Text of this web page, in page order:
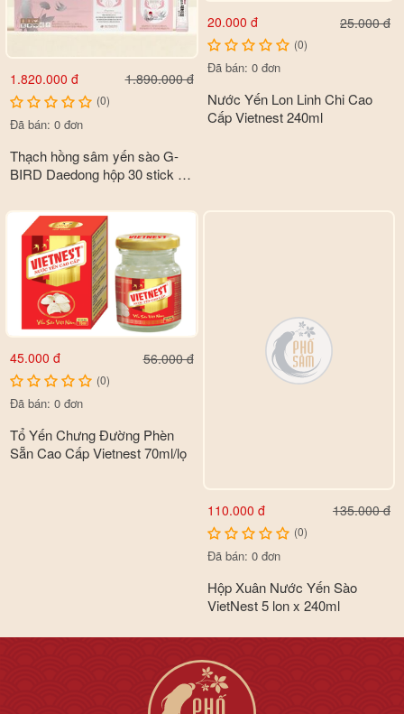
1.820.000 đ 1.890.000 đ
(0)
Đã bán: 0 đơn
Thạch hồng sâm yến sào G-
BIRD Daedong hộp 30 stick x
20.000 đ 25.000 đ
(0)
Đã bán: 0 đơn
Nước Yến Lon Linh Chi Cao
Cấp Vietnest 240ml
45.000 đ 56.000 đ
(0)
Đã bán: 0 đơn
Tổ Yến Chưng Đường Phèn
Sẵn Cao Cấp Vietnest 70ml/lọ
110.000 đ 135.000 đ
(0)
Đã bán: 0 đơn
Hộp Xuân Nước Yến Sào
VietNest 5 lon x 240ml